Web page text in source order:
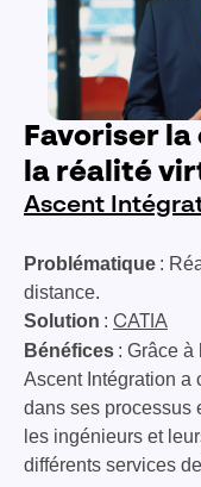
Favoriser
la réalité
Ascent
Problématique :
distance.
Solution : CATIA
Bénéfices : Grâce à
Ascent Intégration a
dans ses processus
les ingénieurs et
différents services